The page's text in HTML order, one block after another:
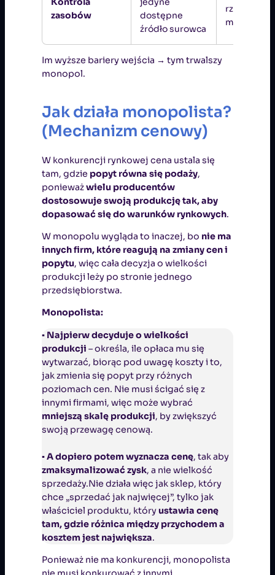
zasobów
dostępne
źródło surowca
rzadkiego
minerału
Im wyższe bariery wejścia → tym trwalszy
monopol.
Jak działa monopolista?
(Mechanizm cenowy)
W konkurencji rynkowej cena ustala się
tam, gdzie popyt równa się podaży,
ponieważwielu producentów
dostosowuje swoją produkcję tak, aby
dopasować się do warunków rynkowych.
W monopolu wygląda to inaczej, bo nie ma
innych firm, które reagują na zmiany cen i
popytu, więc cała decyzja o wielkości
produkcji leży po stronie jednego
przedsiębiorstwa.
Monopolista:
▪ Najpierw decyduje o wielkości
produkcji – określa, ile opłaca mu się
wytwarzać, biorąc pod uwagę koszty i to,
jak zmienia się popyt przy różnych
poziomach cen. Nie musi ścigać się z
innymi firmami, więc może wybrać
mniejszą skalę produkcji, by zwiększyć
swoją przewagę cenową.
▪A dopiero potem wyznacza cenę, tak aby
zmaksymalizować zysk, a nie wielkość
sprzedaży.Nie działa więc jak sklep, który
chce „sprzedać jak najwięcej”, tylko jak
właściciel produktu, któryustawia cenę
tam, gdzie różnica między przychodem a
kosztem jest największa.
Ponieważ nie ma konkurencji, monopolista